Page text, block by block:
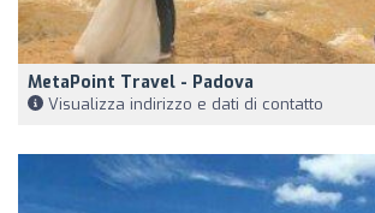
MetaPoint Travel - Padova
Visualizza indirizzo e dati di contatto